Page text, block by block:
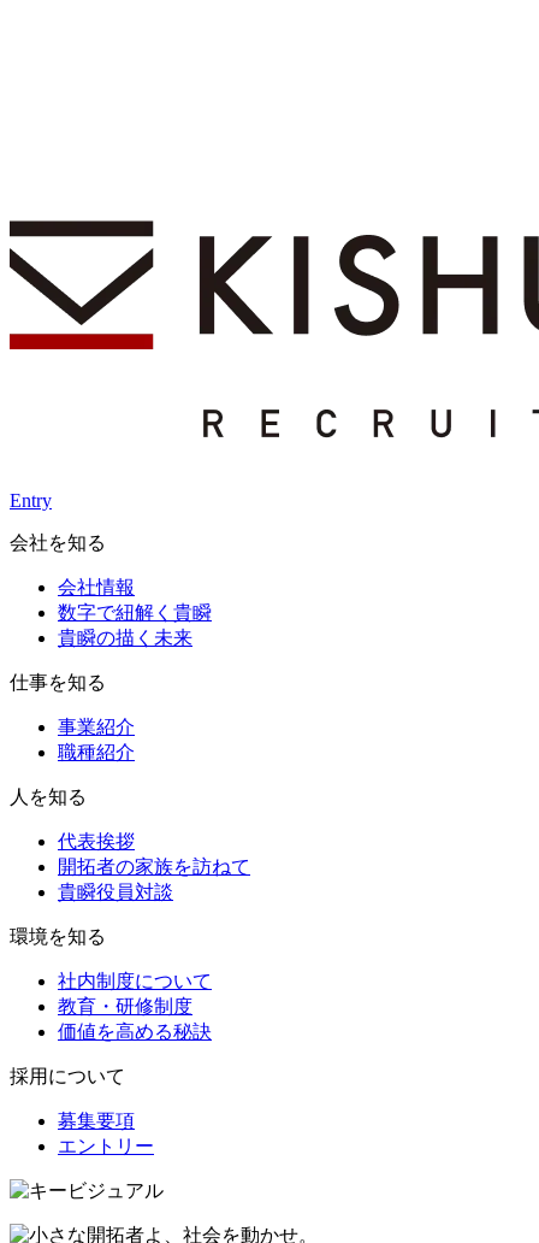
Entry
会社を知る
会社情報
数字で紐解く貴瞬
貴瞬の描く未来
仕事を知る
事業紹介
職種紹介
人を知る
代表挨拶
開拓者の家族を訪ねて
貴瞬役員対談
環境を知る
社内制度について
教育・研修制度
価値を高める秘訣
採用について
募集要項
エントリー